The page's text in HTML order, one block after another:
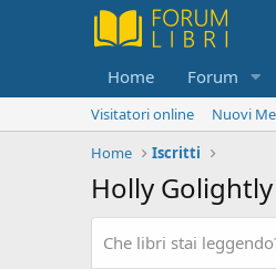
Home Forum
Visitatori online Nuovi
Home
Iscritti
Holly Golightly
Che libri stai